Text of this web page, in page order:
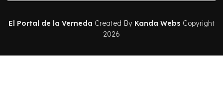
El Portal de la Verneda Created By Kanda Webs Copyright
2026